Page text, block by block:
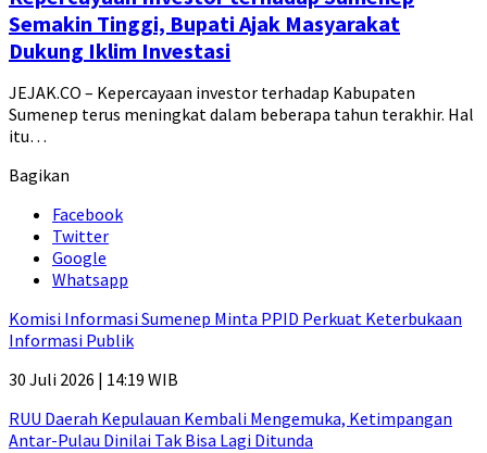
Semakin Tinggi, Bupati Ajak Masyarakat
Dukung Iklim Investasi
JEJAK.CO – Kepercayaan investor terhadap Kabupaten
Sumenep terus meningkat dalam beberapa tahun terakhir. Hal
itu…
Bagikan
Facebook
Twitter
Google
Whatsapp
Komisi Informasi Sumenep Minta PPID Perkuat Keterbukaan
Informasi Publik
30 Juli 2026 | 14:19 WIB
RUU Daerah Kepulauan Kembali Mengemuka, Ketimpangan
Antar-Pulau Dinilai Tak Bisa Lagi Ditunda